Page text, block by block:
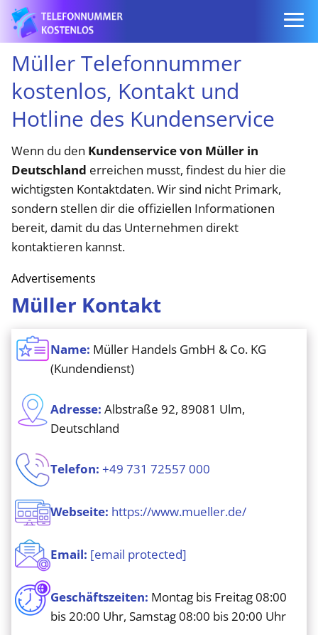
Müller Telefonnummer
kostenlos, Kontakt und
Hotline des Kundenservice
Wenn du den Kundenservice von Müller in
Deutschland erreichen musst, findest du hier die
wichtigsten Kontaktdaten. Wir sind nicht Primark,
sondern stellen dir die offiziellen Informationen
bereit, damit du das Unternehmen direkt
kontaktieren kannst.
Advertisements
Müller Kontakt
Name: Müller Handels GmbH & Co. KG
(Kundendienst)
Adresse: Albstraße 92, 89081 Ulm,
Deutschland
Telefon: +49 731 72557 000
Webseite: https://www.mueller.de/
Email: [email protected]
Geschäftszeiten: Montag bis Freitag 08:00
bis 20:00 Uhr, Samstag 08:00 bis 20:00 Uhr